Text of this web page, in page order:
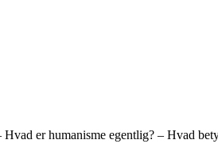
er humanisme egentlig? – Hvad